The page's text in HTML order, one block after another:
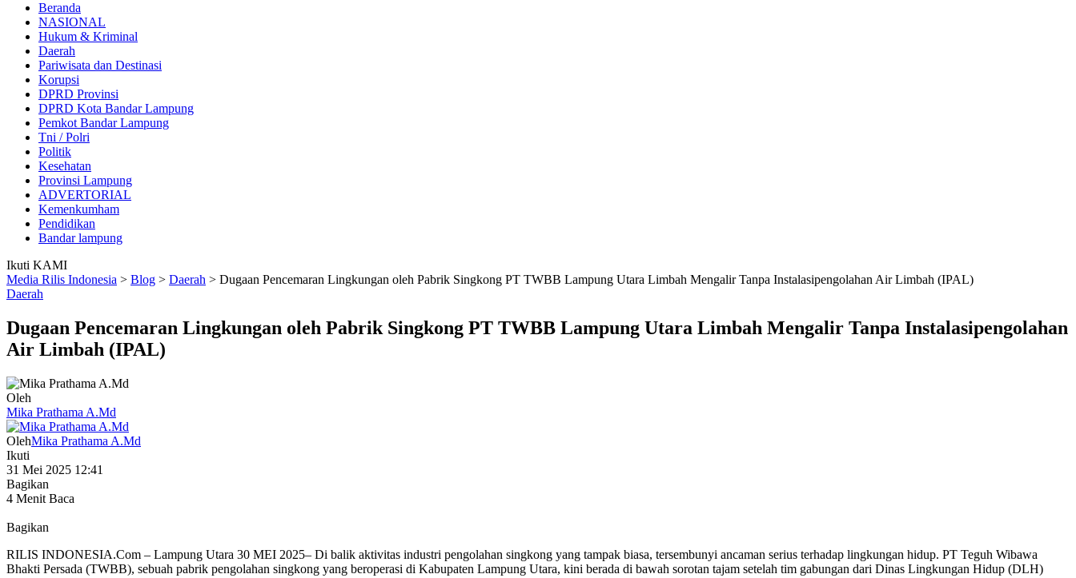
Beranda
NASIONAL
Hukum & Kriminal
Daerah
Pariwisata dan Destinasi
Korupsi
DPRD Provinsi
DPRD Kota Bandar Lampung
Pemkot Bandar Lampung
Tni / Polri
Politik
Kesehatan
Provinsi Lampung
ADVERTORIAL
Kemenkumham
Pendidikan
Bandar lampung
Ikuti KAMI
Media Rilis Indonesia > Blog > Daerah > Dugaan Pencemaran Lingkungan oleh Pabrik Singkong PT TWBB Lampung Utara Limbah Mengalir Tanpa Instalasipengolahan Air Limbah (IPAL)
Daerah
Dugaan Pencemaran Lingkungan oleh Pabrik Singkong PT TWBB Lampung Utara Limbah Mengalir Tanpa Instalasipengolahan
Air Limbah (IPAL)
Oleh
Mika Prathama A.Md
OlehMika Prathama A.Md
Ikuti
31 Mei 2025 12:41
Bagikan
4 Menit Baca
Bagikan
RILIS INDONESIA.Com – Lampung Utara 30 MEI 2025– Di balik aktivitas industri pengolahan singkong yang tampak biasa, tersembunyi ancaman serius terhadap lingkungan hidup. PT Teguh Wibawa
Bhakti Persada (TWBB), sebuah pabrik pengolahan singkong yang beroperasi di Kabupaten Lampung Utara, kini berada di bawah sorotan tajam setelah tim gabungan dari Dinas Lingkungan Hidup (DLH)